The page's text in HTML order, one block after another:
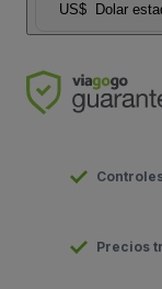
US$ Dolar
Precios